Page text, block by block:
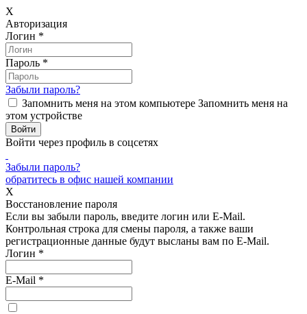
X
Авторизация
Логин *
Пароль *
Забыли пароль?
Запомнить меня на этом компьютере Запомнить меня на
этом устройстве
Войти через профиль в соцсетях
Забыли пароль?
обратитесь в офис нашей компании
X
Восстановление пароля
Если вы забыли пароль, введите логин или E-Mail.
Контрольная строка для смены пароля, а также ваши
регистрационные данные будут высланы вам по E-Mail.
Логин *
E-Mail *